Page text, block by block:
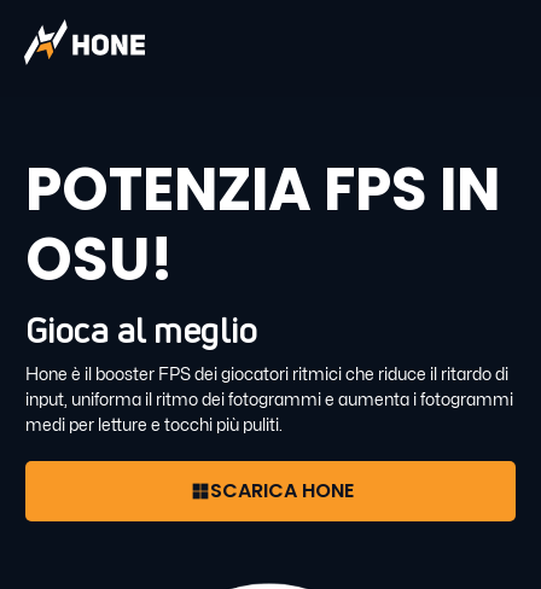
POTENZIA FPS IN
OSU!
Gioca al meglio
Hone è il booster FPS dei giocatori ritmici che riduce il ritardo di
input, uniforma il ritmo dei fotogrammi e aumenta i fotogrammi
medi per letture e tocchi più puliti.
SCARICA HONE